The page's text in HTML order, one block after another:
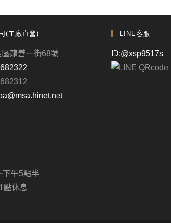
(工廠直營)
區龍善一街68號
下午5點半
點休息
LINE客服
ID:@xsp9517s